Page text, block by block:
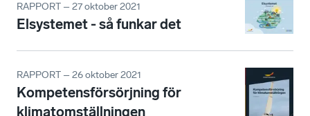
RAPPORT – 27 oktober 2021
Elsystemet - så funkar det
RAPPORT – 26 oktober 2021
Kompetensförsörjning för
klimatomställningen